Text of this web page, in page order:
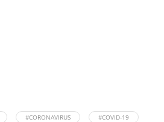
#CORONAVIRUS #COVID-19